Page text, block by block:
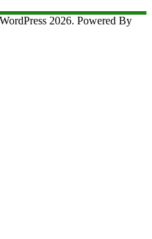
2026. Powered By